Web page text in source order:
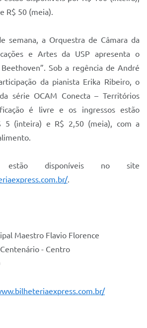
R$ 50 (meia).
semana, a Orquestra de Câmara da
e Artes da USP apresenta o
Sob a regência de André
da pianista Erika Ribeiro, o
série OCAM Conecta – Territórios
é livre e os ingressos estão
5 (inteira) e R$ 2,50 (meia), com a
estão disponíveis no site
.
Maestro Flavio Florence
- Centro